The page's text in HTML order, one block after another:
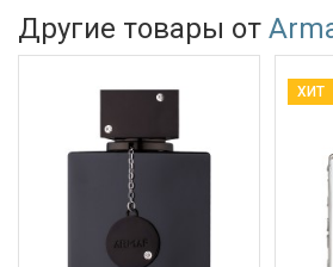
Другие товары от
ХИТ